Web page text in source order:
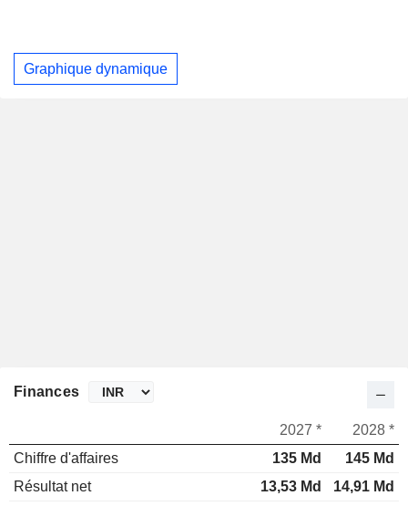
Graphique dynamique
Finances
2027 *
2028 *
Chiffre d'affaires
135 Md
145 Md
Résultat net
13,53 Md
14,91 Md